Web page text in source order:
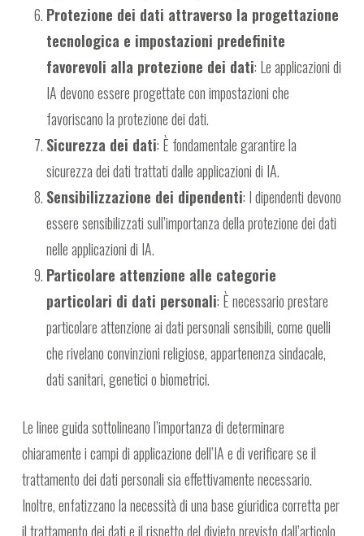
Protezione dei dati attraverso la progettazione
tecnologica e impostazioni predefinite
favorevoli alla protezione dei dati: Le applicazioni di
IA devono essere progettate con impostazioni che
favoriscano la protezione dei dati.
Sicurezza dei dati: È fondamentale garantire la
sicurezza dei dati trattati dalle applicazioni di IA.
Sensibilizzazione dei dipendenti: I dipendenti devono
essere sensibilizzati sull’importanza della protezione dei dati
nelle applicazioni di IA.
Particolare attenzione alle categorie
particolari di dati personali: È necessario prestare
particolare attenzione ai dati personali sensibili, come quelli
che rivelano convinzioni religiose, appartenenza sindacale,
dati sanitari, genetici o biometrici.
Le linee guida sottolineano l’importanza di determinare
chiaramente i campi di applicazione dell’IA e di verificare se il
trattamento dei dati personali sia effettivamente necessario.
Inoltre, enfatizzano la necessità di una base giuridica corretta per
il trattamento dei dati e il rispetto del divieto previsto dall’articolo